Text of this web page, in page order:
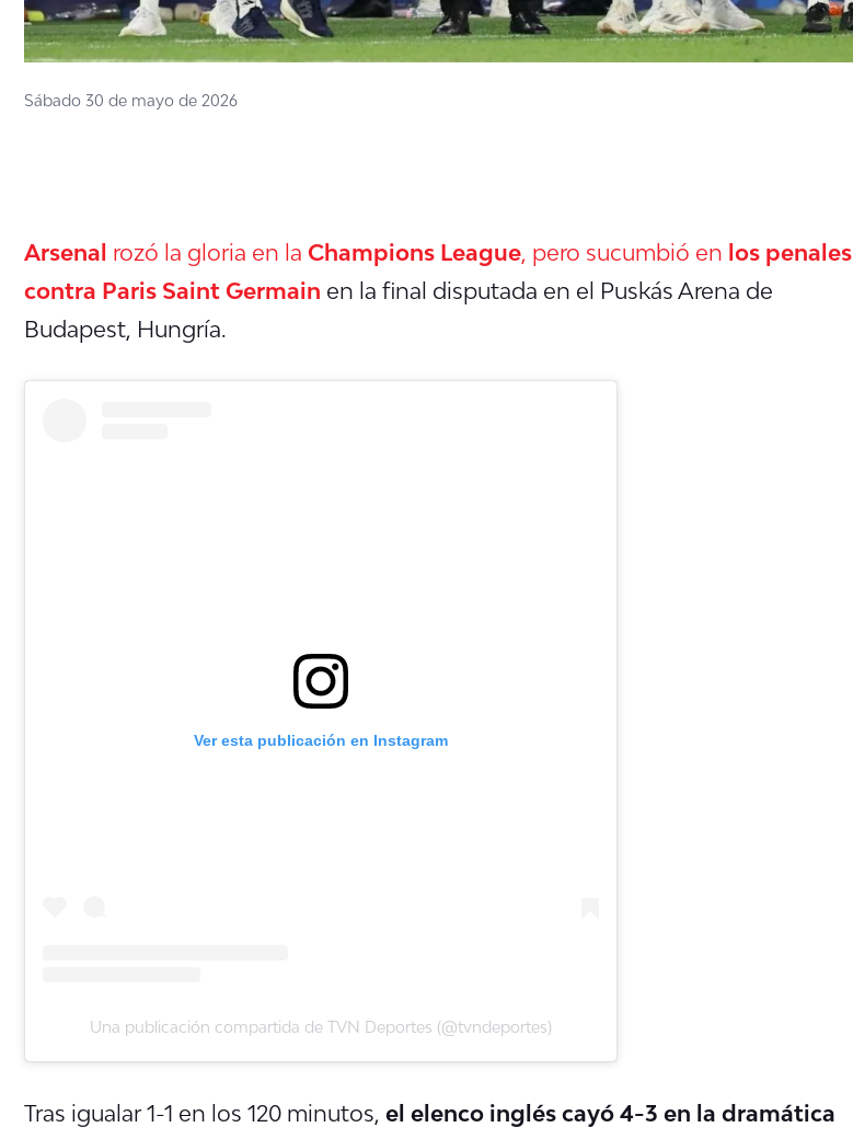
Sábado 30 de mayo de 2026
Arsenal rozó la gloria en la Champions League , pero sucumbió en los penales
contra Paris Saint Germain en la final disputada en el Puskás Arena de
Budapest, Hungría.
Ver esta publicación en Instagram
Una publicación compartida de TVN Deportes (@tvndeportes)
Tras igualar 1-1 en los 120 minutos, el elenco inglés cayó 4-3 en la dramática